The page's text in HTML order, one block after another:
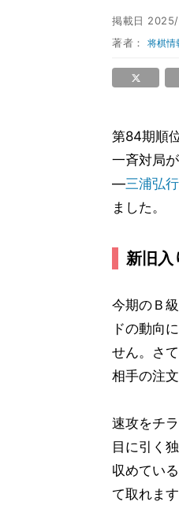
掲載日
著者：将棋情
第84期順
一斉対局
―三浦弘行
ました。
新旧入
今期のＢ
ドの動向
せん。さ
相手の注
速攻をチ
目に引く
収めてい
て取れま